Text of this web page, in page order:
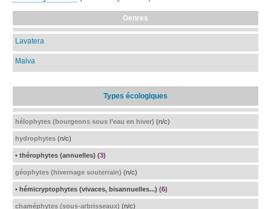
Genres
Lavatera
Malva
Types écologiques
hélophytes (bourgeons sous l’eau en hiver) (n/c)
hydrophytes (n/c)
• thérophytes (annuelles) (3)
géophytes (hivernage souterrain) (n/c)
• hémicryptophytes (vivaces, bisannuelles...) (6)
chaméphytes (sous-arbrisseaux) (n/c)